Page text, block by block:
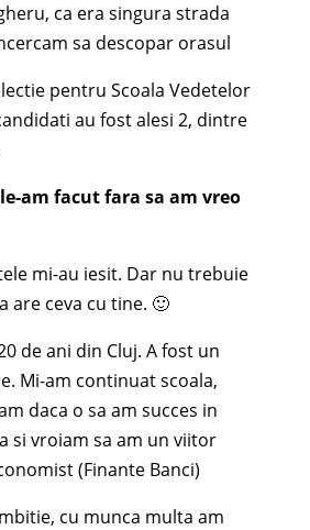
ca era singura strada
sa descopar orasul
pentru Scoala Vedetelor
au fost alesi 2, dintre
am facut fara sa am vreo
mi-au iesit. Dar nu trebuie
are ceva cu tine. 🙂
de ani din Cluj. A fost un
Mi-am continuat scoala,
daca o sa am succes in
si vroiam sa am un viitor
(Finante Banci)
cu munca multa am